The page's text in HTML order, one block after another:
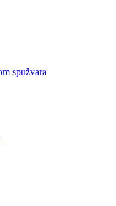
spužvara